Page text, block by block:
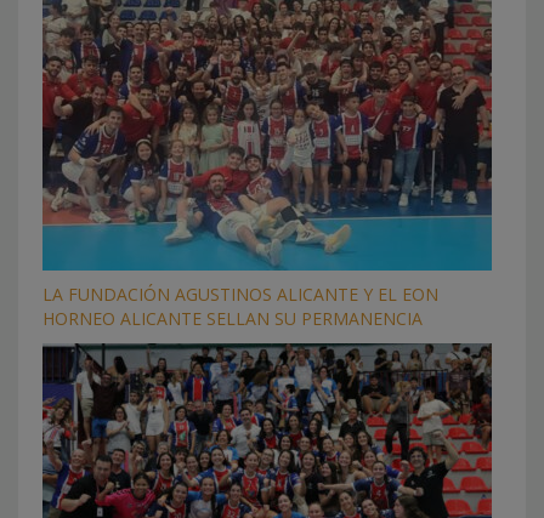
LA FUNDACIÓN AGUSTINOS ALICANTE Y EL EON
HORNEO ALICANTE SELLAN SU PERMANENCIA